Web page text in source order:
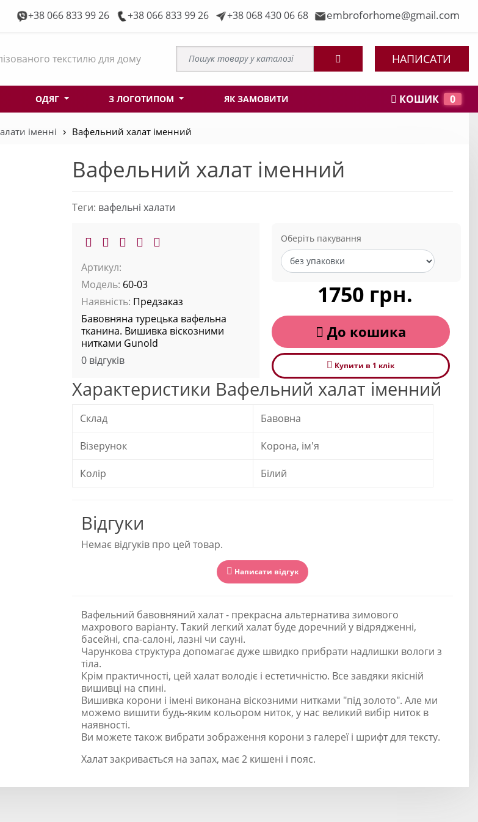
+38 066 833 99 26 +38 066 833 99 26 +38 068 430 06 68 embroforhome@gmail.com
текстилю для дому НАПИСАТИ
ОДЯГ З ЛОГОТИПОМ ЯК ЗАМОВИТИ КОШИК 0
іменні Вафельний халат іменний
Вафельний халат іменний
Теги: вафельні халати
Артикул:
Модель: 60-03
Наявність: Предзаказ
Бавовняна турецька вафельна
тканина. Вишивка віскозними
нитками Gunold
0 відгуків
Оберіть пакування
1750 грн.
До кошика
Купити в 1 клiк
Характеристики Вафельний халат іменний
Склад Бавовна
Візерунок Корона, ім'я
Колір Білий
Відгуки
Немає відгуків про цей товар.
Написати відгук
Вафельний бавовняний халат - прекрасна альтернатива зимового
махрового варіанту. Такий легкий халат буде доречний у відрядженні,
басейні, спа-салоні, лазні чи сауні.
Чарункова структура допомагає дуже швидко прибрати надлишки вологи з
тіла.
Крім практичності, цей халат володіє і естетичністю. Все завдяки якісній
вишивці на спині.
Вишивка корони і імені виконана віскозними нитками "під золото". Але ми
можемо вишити будь-яким кольором ниток, у нас великий вибір ниток в
наявності.
Ви можете також вибрати зображення корони з галереї і шрифт для тексту.
Халат закривається на запах, має 2 кишені і пояс.